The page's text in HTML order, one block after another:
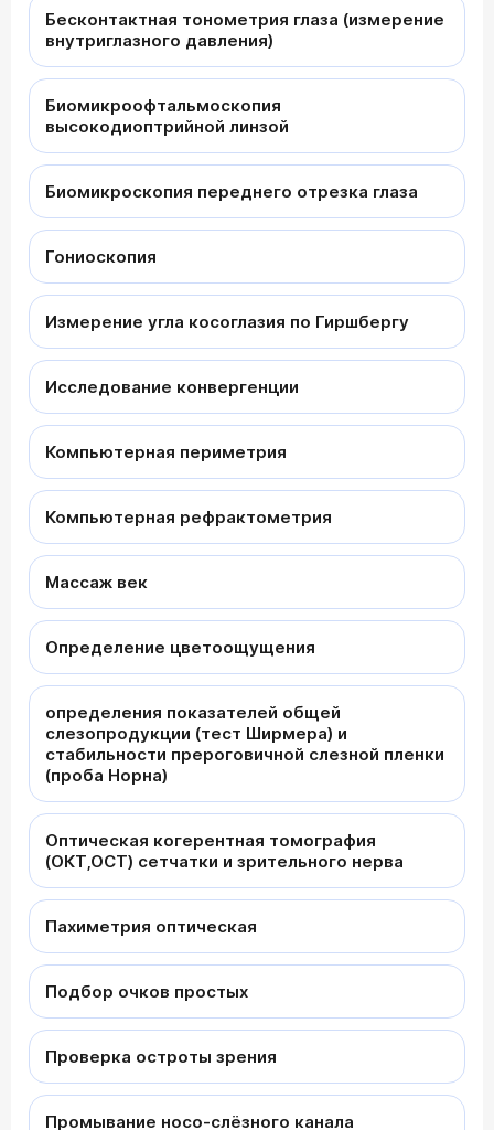
Бесконтактная тонометрия глаза (измерение
внутриглазного давления)
Биомикроофтальмоскопия
высокодиоптрийной линзой
Биомикроскопия переднего отрезка глаза
Гониоскопия
Измерение угла косоглазия по Гиршбергу
Исследование конвергенции
Компьютерная периметрия
Компьютерная рефрактометрия
Массаж век
Определение цветоощущения
определения показателей общей
слезопродукции (тест Ширмера) и
стабильности прероговичной слезной пленки
(проба Норна)
Оптическая когерентная томография
(ОКТ,OCT) сетчатки и зрительного нерва
Пахиметрия оптическая
Подбор очков простых
Проверка остроты зрения
Промывание носо-слёзного канала